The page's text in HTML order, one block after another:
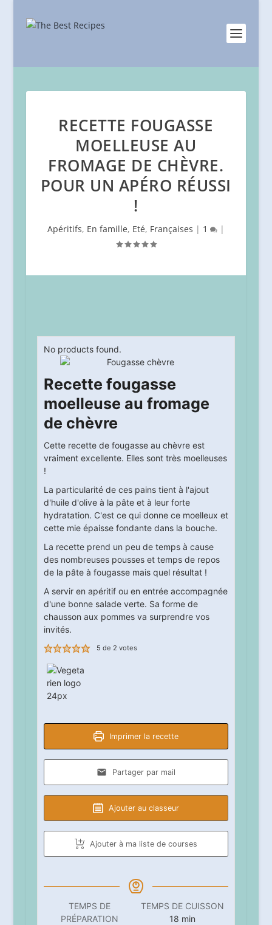
RECETTE FOUGASSE
MOELLEUSE AU
FROMAGE DE CHÈVRE.
POUR UN APÉRO RÉUSSI
!
Apéritifs, En famille, Eté, Françaises | 1 |
No products found.
Recette fougasse
moelleuse au fromage
de chèvre
Cette recette de fougasse au chèvre est
vraiment excellente. Elles sont très moelleuses
!
La particularité de ces pains tient à l'ajout
d'huile d'olive à la pâte et à leur forte
hydratation. C'est ce qui donne ce moelleux et
cette mie épaisse fondante dans la bouche.
La recette prend un peu de temps à cause
des nombreuses pousses et temps de repos
de la pâte à fougasse mais quel résultat !
A servir en apéritif ou en entrée accompagnée
d'une bonne salade verte. Sa forme de
chausson aux pommes va surprendre vos
invités.
5 de 2 votes
Imprimer la recette
Partager par mail
Ajouter au classeur
Ajouter à ma liste de courses
TEMPS DE
PRÉPARATION
TEMPS DE CUISSON
18minutes
min